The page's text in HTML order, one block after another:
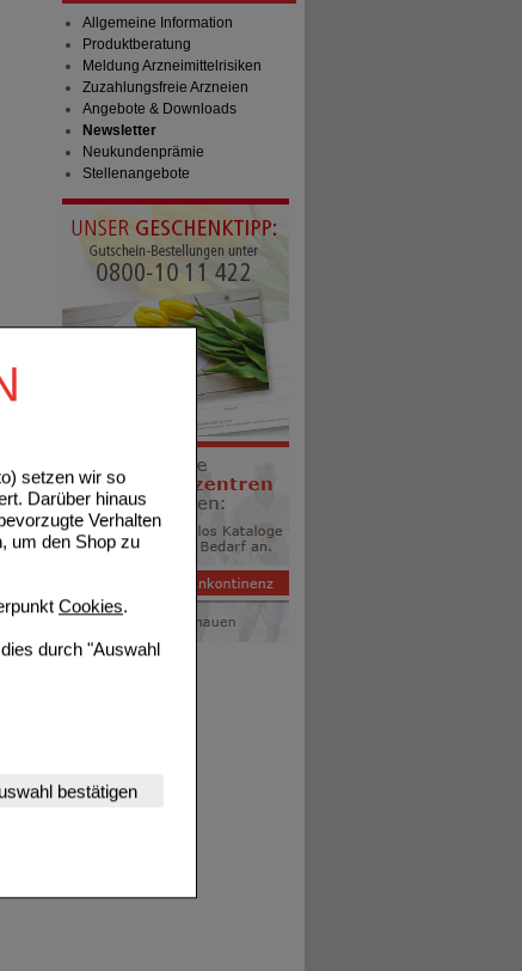
setzen wir so
Darüber hinaus
Verhalten
um den Shop zu
Cookies.
durch "Auswahl
Website
werden kann.
(z.B.
bestätigen
Allgemeine Information
Produktberatung
Meldung Arzneimittelrisiken
Zuzahlungsfreie Arzneien
Angebote & Downloads
Newsletter
Neukundenprämie
Stellenangebote